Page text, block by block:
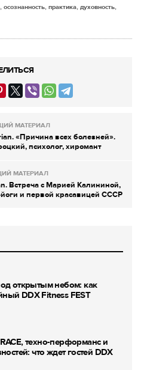
практика, духовность,
МАТЕРИАЛ
«Причина всех болезней».
психолог, хиромант
МАТЕРИАЛ
Встреча с Марией Калининой,
и первой красавицей СССР
открытым небом: как
DDX Fitness FEST
техно-перформанс и
что ждет гостей DDX